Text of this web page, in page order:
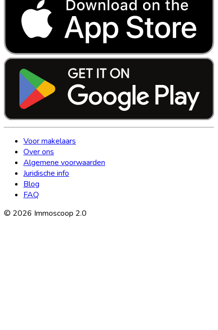
Voor makelaars
Over ons
Algemene voorwaarden
Juridische info
Blog
FAQ
© 2026 Immoscoop 2.0